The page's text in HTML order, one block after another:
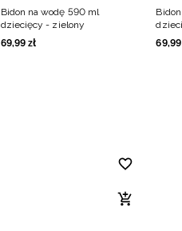
Bidon na wodę 590 ml
dziecięcy - zielony
69,99 zł
69,99